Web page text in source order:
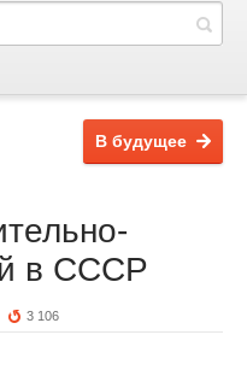
В будущее
в СССР
3 106